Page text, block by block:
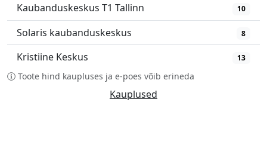
Kaubanduskeskus T1 Tallinn 10
Solaris kaubanduskeskus 8
Kristiine Keskus 13
Toote hind kaupluses ja e-poes võib erineda
Kauplused